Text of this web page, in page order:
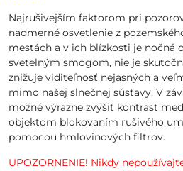
Najrušivejším faktorom pri
nadmerné osvetlenie z
mestách a v ich blízkosti je nočná
svetelným smogom, nie je
znižuje viditeľnosť nejasných a
mimo našej slnečnej sústavy. V
možné výrazne zvýšiť kontrast
objektom blokovaním rušivého
pomocou hmlovinových filtrov.
UPOZORNENIE! Nikdy